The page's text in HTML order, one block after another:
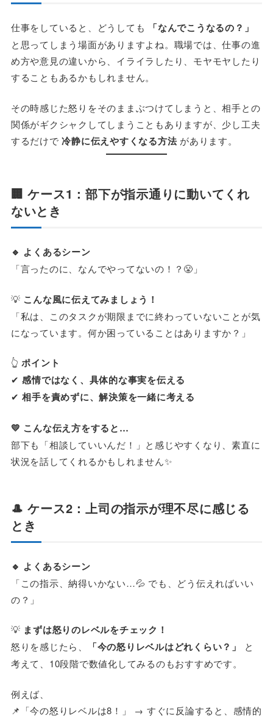
仕事をしていると、どうしても 「なんでこうなるの？」
と思ってしまう場面がありますよね。職場では、仕事の進
め方や意見の違いから、イライラしたり、モヤモヤしたり
することもあるかもしれません。
その時感じた怒りをそのままぶつけてしまうと、相手との
関係がギクシャクしてしまうこともありますが、少し工夫
するだけで冷静に伝えやすくなる方法があります。
🏢 ケース1：部下が指示通りに動いてくれ
ないとき
🔹 よくあるシーン
「言ったのに、なんでやってないの！？😤」
💡 こんな風に伝えてみましょう！
「私は、このタスクが期限までに終わっていないことが気
になっています。何か困っていることはありますか？」
👆ポイント
✔感情ではなく、具体的な事実を伝える
✔相手を責めずに、解決策を一緒に考える
💛 こんな伝え方をすると…
部下も「相談していいんだ！」と感じやすくなり、素直に
状況を話してくれるかもしれません✨
🎩 ケース2：上司の指示が理不尽に感じる
とき
🔹 よくあるシーン
「この指示、納得いかない…💦 でも、どう伝えればいい
の？」
💡 まずは怒りのレベルをチェック！
怒りを感じたら、 「今の怒りレベルはどれくらい？」
と
考えて、10段階で数値化してみるのもおすすめです。
例えば、
📌「今の怒りレベルは8！」 → すぐに反論すると、感情的